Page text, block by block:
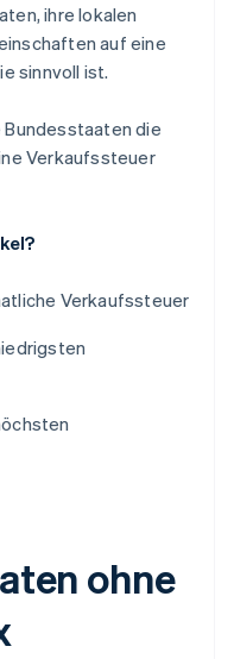
ihre lokalen
auf eine
sinnvoll ist.
Bundesstaaten die
Verkaufssteuer
Verkaufssteuer
ohne